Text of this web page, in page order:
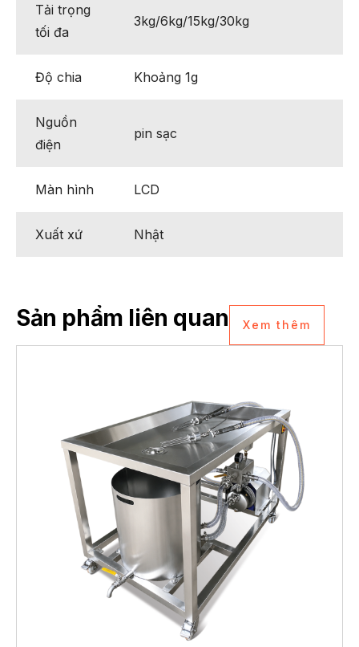
Tải trọng
tối đa
3kg/6kg/15kg/30kg
Độ chia Khoảng 1g
Nguồn
điện
pin sạc
Màn hình LCD
Xuất xứ Nhật
Sản phẩm liên quan Xem thêm